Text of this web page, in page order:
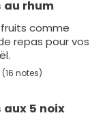
au rhum
comme
repas pour vos
(16 notes)
5 noix